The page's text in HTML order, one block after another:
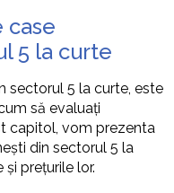
case
5 la curte
sectorul 5 la curte, este
să evaluați
capitol, vom prezenta
din sectorul 5 la
prețurile lor.